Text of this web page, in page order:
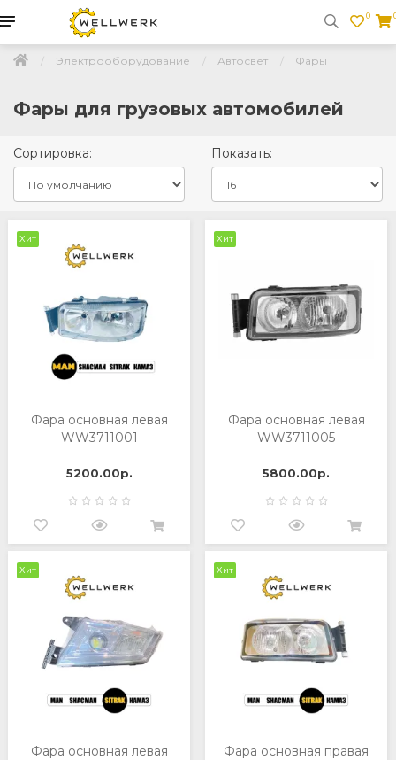
0
Электрооборудование Автосвет Фары
Фары для грузовых автомобилей
Сортировка: Показать:
Хит
Фара основная левая
WW3711001
5200.00р.
Хит
Фара основная левая
WW3711005
5800.00р.
Хит
Фара основная левая
Хит
Фара основная правая